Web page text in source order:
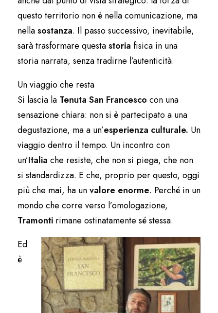
questo territorio non è nella comunicazione, ma
nellasostanza. Il passo successivo, inevitabile,
sarà trasformare questastoria fisica in una
storia narrata, senza tradirne l’autenticità.
Un viaggio che resta
Si lascia la Tenuta San Francesco con una
sensazione chiara: non si è partecipato a una
degustazione, ma a un’esperienza culturale. Un
viaggio dentro il tempo. Un incontro con
un’Italia che resiste, che non si piega, che non
si standardizza. E che, proprio per questo, oggi
più che mai, ha unvalore enorme. Perché in un
mondo che corre verso l’omologazione,
Tramonti rimane ostinatamente sé stessa.
Ed
è